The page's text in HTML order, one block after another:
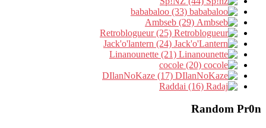
Random Pr0n